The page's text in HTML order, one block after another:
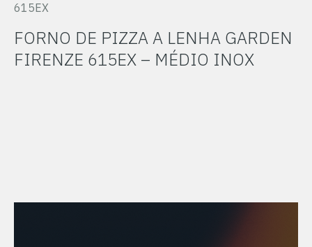
615EX
FORNO DE PIZZA A LENHA GARDEN
FIRENZE 615EX – MÉDIO INOX